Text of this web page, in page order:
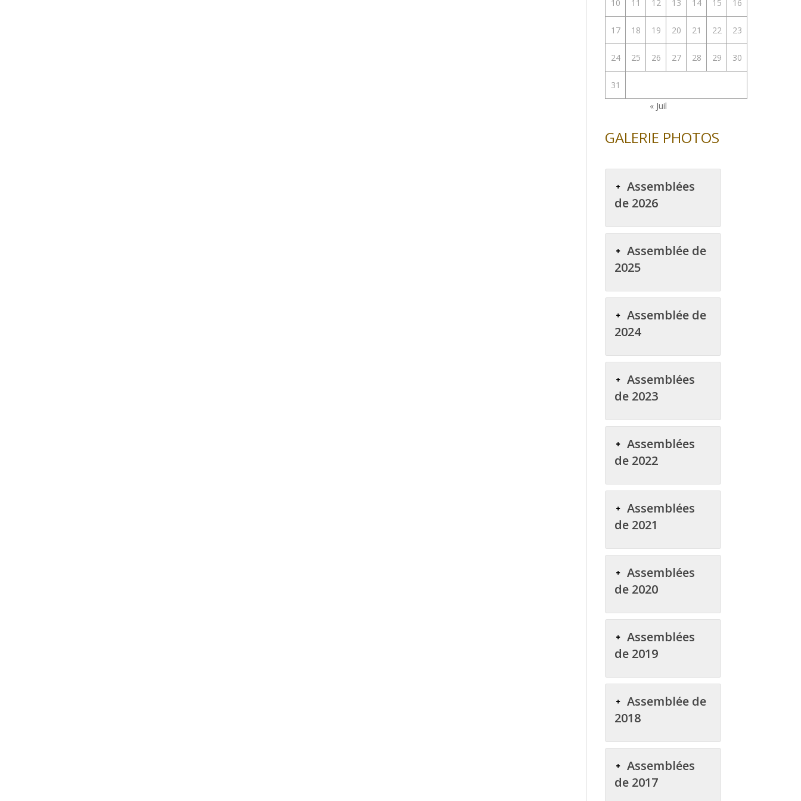
10 11 12 13 14 15 16
17 18 19 20 21 22 23
24 25 26 27 28 29 30
31
« Juil
GALERIE PHOTOS
Assemblées
de 2026
Assemblée de
2025
Assemblée de
2024
Assemblées
de 2023
Assemblées
de 2022
Assemblées
de 2021
Assemblées
de 2020
Assemblées
de 2019
Assemblée de
2018
Assemblées
de 2017